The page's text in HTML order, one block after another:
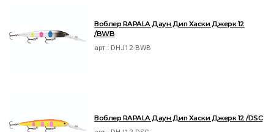
Воблер RAPALA Даун Дип Хаски Джерк 12
/BWB
арт.: DHJ12-BWB
Воблер RAPALA Даун Дип Хаски Джерк 12 /DSC